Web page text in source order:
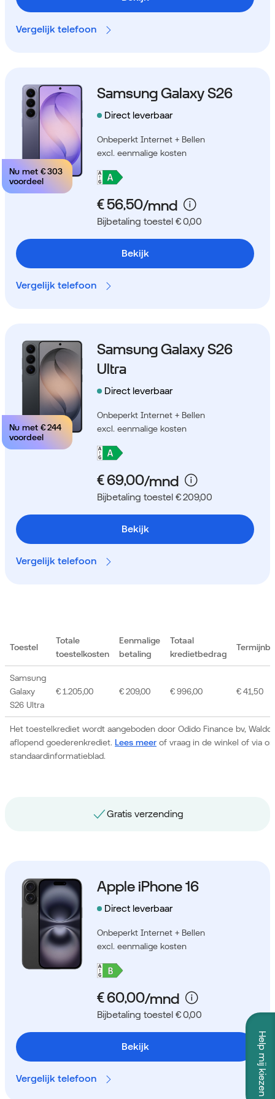
Vergelijk telefoon
Nu met € 303
voordeel
Samsung Galaxy S26
Direct leverbaar
Onbeperkt Internet + Bellen
excl. eenmalige kosten
Bijbetaling toestel € 0,00
Bekijk
Vergelijk telefoon
Nu met € 244
voordeel
Samsung Galaxy S26
Ultra
Direct leverbaar
Onbeperkt Internet + Bellen
excl. eenmalige kosten
Bijbetaling toestel € 209,00
Bekijk
Vergelijk telefoon
Toestel
Totale
toestelkosten
Eenmalige
betaling
Totaal
kredietbedrag
Het toestelkrediet wordt aangeboden door Odido Finance bv,
aflopend goederenkrediet. Lees meer of vraag in de winkel of via
standaardinformatieblad.
Samsung
Galaxy
S26 Ultra
€ 1.205,00 € 209,00 € 996,00 € 41,50
Gratis nummerbehoud
Help mij kiezen
Apple iPhone 16
Direct leverbaar
Onbeperkt Internet + Bellen
excl. eenmalige kosten
Bijbetaling toestel € 0,00
Bekijk
Vergelijk telefoon